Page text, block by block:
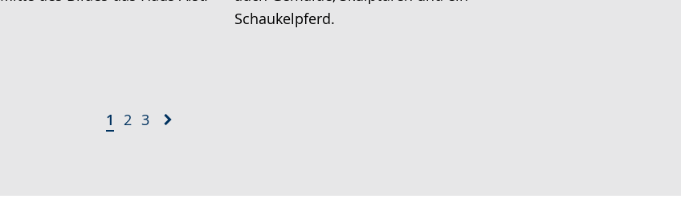
Schaukelpferd.
1 2 3